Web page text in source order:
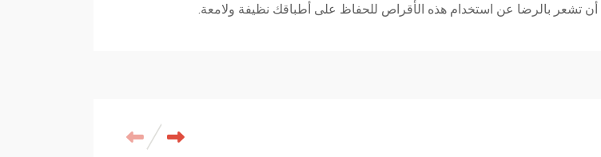
أن تشعر بالرضا عن استخدام هذه الأقراص للحفاظ على أطباقك نظيفة ولامعة.